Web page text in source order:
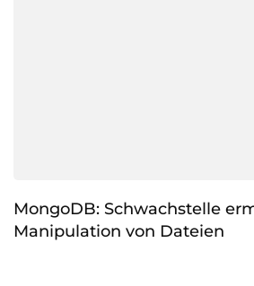
MongoDB: Schwachstelle
Manipulation von Dateien